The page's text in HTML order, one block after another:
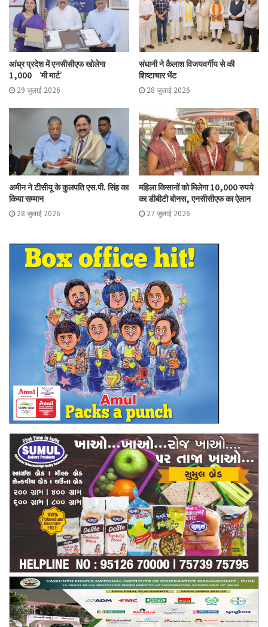
आंध्र प्रदेश में एनसीसीएफ खोलेगा
1,000 ‘मी मार्ट’
29 जुलाई 2026
संघानी ने कैलाश विजयवर्गीय से की
शिष्टाचार भेंट
28 जुलाई 2026
अमीन ने टीसीयू के कुलपति एस.पी. सिंह का
किया सम्मान
28 जुलाई 2026
महिला किसानों को मिलेगा 10,000 रुपये
का डीबीटी बोनस, एनसीसीएफ का ऐलान
27 जुलाई 2026